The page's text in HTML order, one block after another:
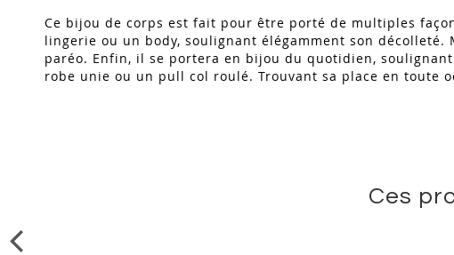
Ce bijou de corps est fait pour être porté de multiples
lingerie ou un body, soulignant élégamment son
paréo. Enfin, il se portera en bijou du quotidien,
robe unie ou un pull col roulé. Trouvant sa place en toute
Ces